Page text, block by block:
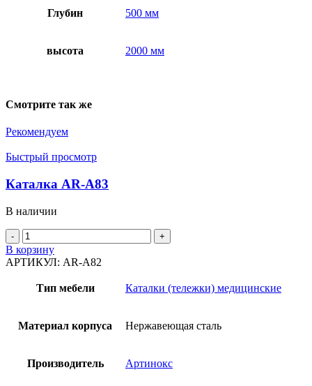
Глубин 500 мм
высота 2000 мм
Смотрите так же
Рекомендуем
Быстрый просмотр
Каталка AR-A83
В наличии
Количество
товара
Каталка
A83
В корзину
АРТИКУЛ: AR-A82
Тип мебели Каталки (тележки) медицинские
Материал корпуса Нержавеющая сталь
Производитель Артинокс